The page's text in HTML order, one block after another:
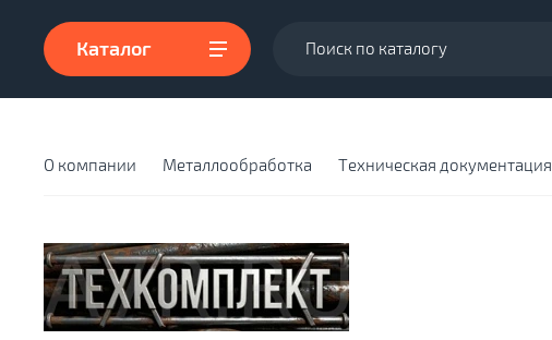
Каталог
О компании Металлообработка Техническая документация